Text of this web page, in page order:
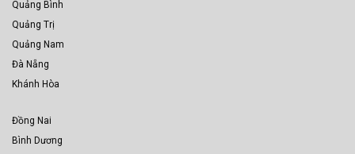
Quảng Bình
Quảng Trị
Quảng Nam
Đà Nẵng
Khánh Hòa
Đồng Nai
Bình Dương